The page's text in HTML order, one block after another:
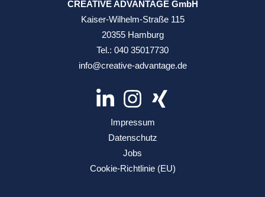
CREATIVE ADVANTAGE GmbH
Kaiser-Wilhelm-Straße 115
20355 Hamburg
Tel.: 040 35017730
info@creative-advantage.de
Impressum
Datenschutz
Jobs
Cookie-Richtlinie (EU)